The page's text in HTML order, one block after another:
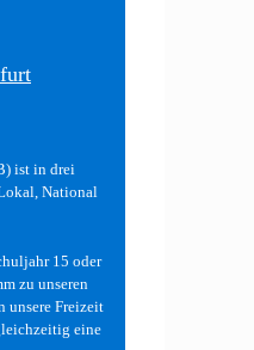
ist in drei
National
15 oder
zu unseren
unsere Freizeit
eine